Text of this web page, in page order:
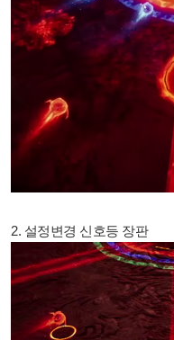
2. 설정변경 신호등 장판